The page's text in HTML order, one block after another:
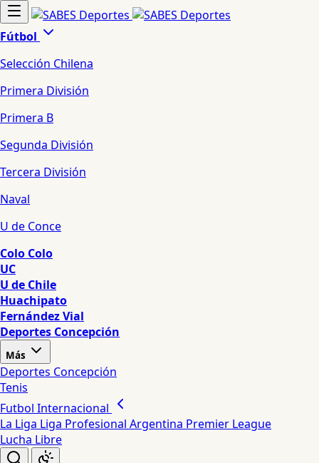
Fútbol
Selección Chilena
Primera División
Primera B
Segunda División
Tercera División
Naval
U de Conce
Colo Colo
UC
U de Chile
Huachipato
Fernández Vial
Deportes Concepción
Más
Deportes Concepción
Tenis
Futbol Internacional
La Liga Liga Profesional Argentina Premier League
Lucha Libre